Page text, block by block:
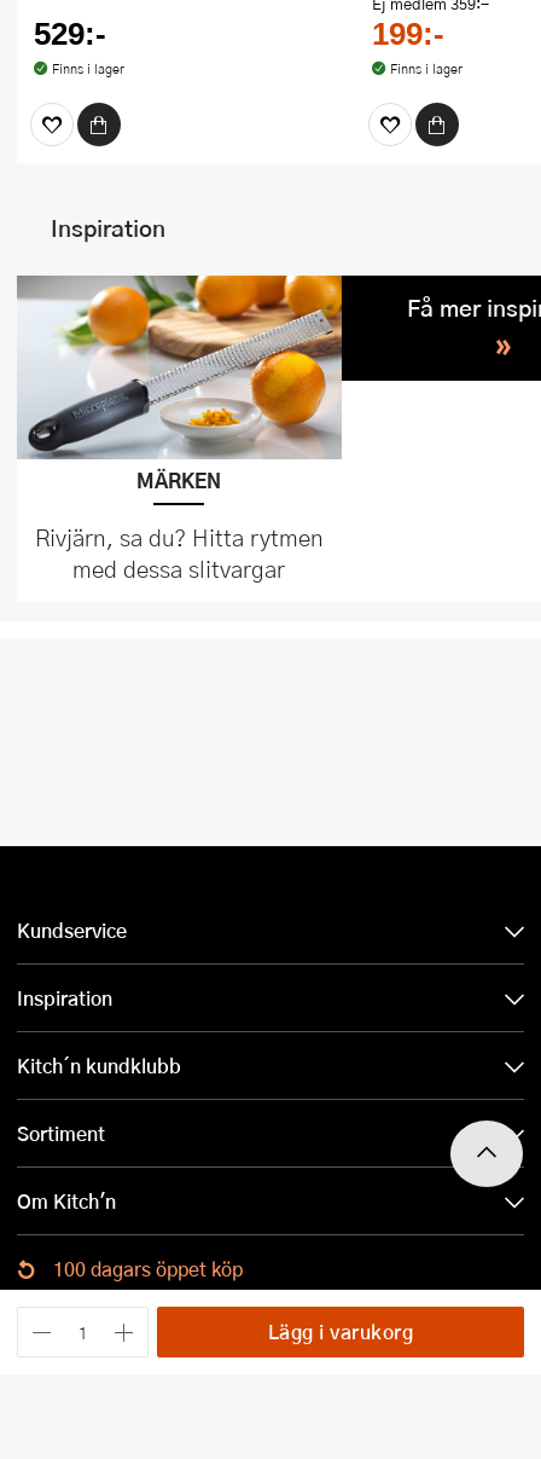
Lägg i varukorg
529:-
Finns i lager
199:-
Finns i lager
Inspiration
MÄRKEN
Rivjärn, sa du? Hitta rytmen
med dessa slitvargar
Få mer
»
Kundservice
Inspiration
Kitch´n kundklubb
Sortiment
Om Kitch'n
100 dagars öppet köp
Ladda ned Kitch´n-appen